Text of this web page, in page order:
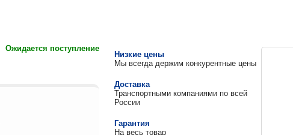
Ожидается поступление
Низкие цены
Мы всегда держим конкурентные цены
Доставка
Транспортными компаниями по всей
России
Гарантия
На весь товар